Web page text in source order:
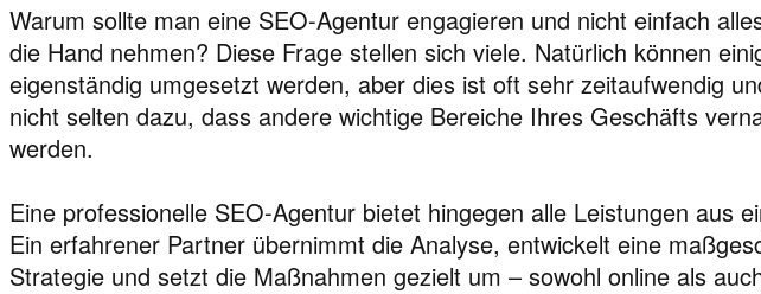
Warum sollte man eine SEO-Agentur engagieren und nicht einfach
die Hand nehmen? Diese Frage stellen sich viele. Natürlich können
eigenständig umgesetzt werden, aber dies ist oft sehr zeitaufwendig
nicht selten dazu, dass andere wichtige Bereiche Ihres Geschäfts
werden.
Eine professionelle SEO-Agentur bietet hingegen alle Leistungen aus
Ein erfahrener Partner übernimmt die Analyse, entwickelt eine
Strategie und setzt die Maßnahmen gezielt um – sowohl online als